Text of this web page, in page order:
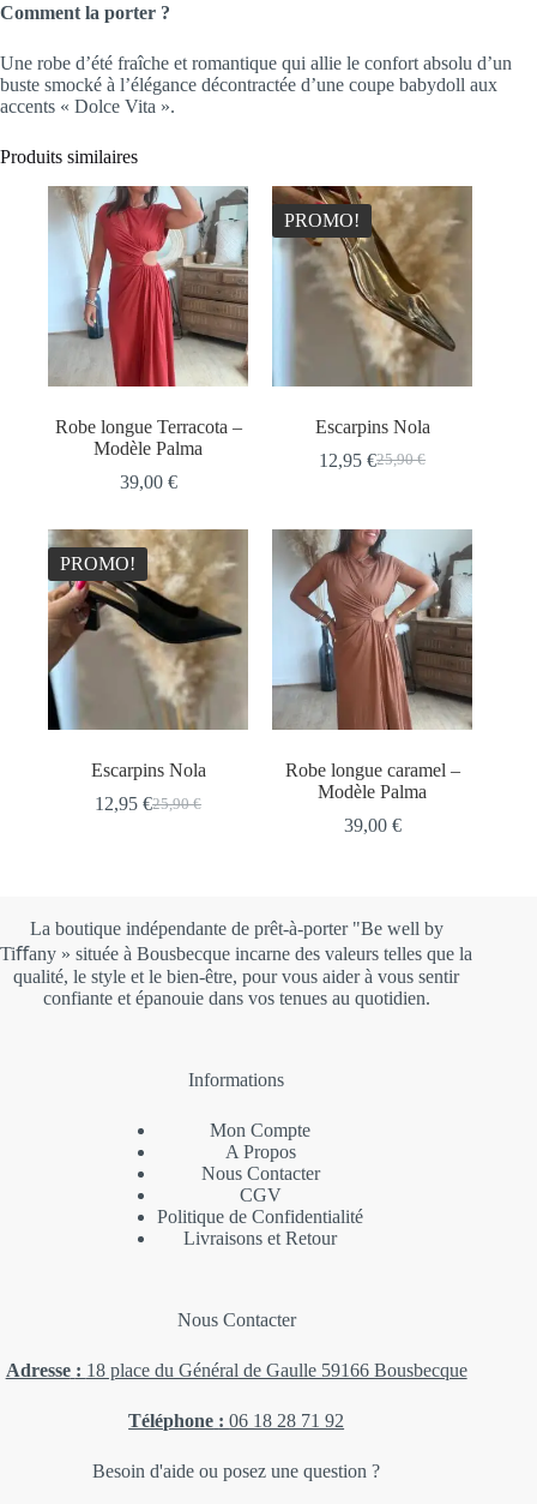
Comment la porter ?
Une robe d’été fraîche et romantique qui allie le confort absolu d’un
buste smocké à l’élégance décontractée d’une coupe babydoll aux
accents « Dolce Vita ».
Produits similaires
Robe longue Terracota –
Modèle Palma
39,00 €
PROMO!
Escarpins Nola
25,90€
Le
était :
25,90 €.
12,95€Le
est :
12,95 €.
PROMO!
Escarpins Nola
25,90€
Le
12,95€Le
Robe longue caramel –
Modèle Palma
39,00 €
La boutique indépendante de prêt-à-porter "Be well by
Tiﬀany » située à Bousbecque incarne des valeurs telles que la
qualité, le style et le bien-être, pour vous aider à vous sentir
confiante et épanouie dans vos tenues au quotidien.
Informations
Mon Compte
A Propos
Nous Contacter
CGV
Politique de Confidentialité
Livraisons et Retour
Nous Contacter
Adresse : 18 place du Général de Gaulle 59166 Bousbecque
Téléphone :06 18 28 71 92
Besoin d'aide ou posez une question ?